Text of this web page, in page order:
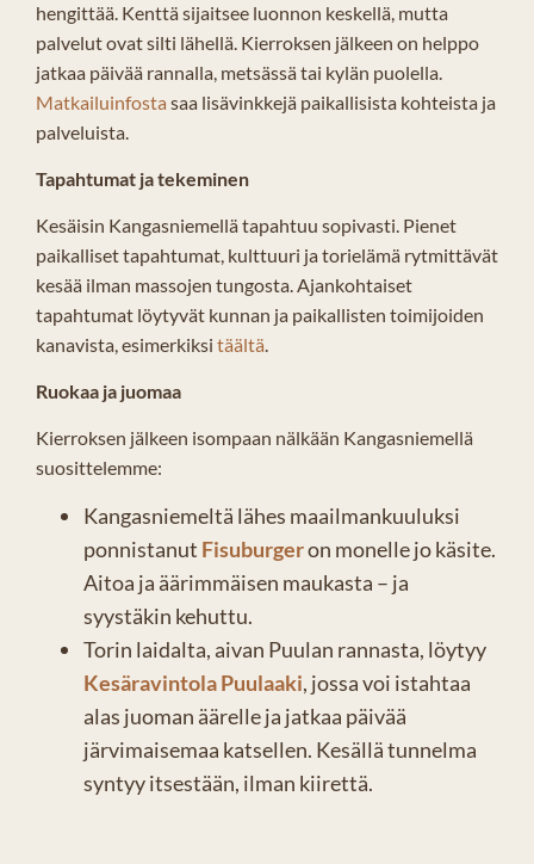
hengittää. Kenttä sijaitsee luonnon keskellä, mutta
palvelut ovat silti lähellä. Kierroksen jälkeen on helppo
jatkaa päivää rannalla, metsässä tai kylän puolella.
Matkailuinfosta saa lisävinkkejä paikallisista kohteista ja
palveluista.
Tapahtumat ja tekeminen
Kesäisin Kangasniemellä tapahtuu sopivasti. Pienet
paikalliset tapahtumat, kulttuuri ja torielämä rytmittävät
kesää ilman massojen tungosta. Ajankohtaiset
tapahtumat löytyvät kunnan ja paikallisten toimijoiden
kanavista, esimerkiksi täältä.
Ruokaa ja juomaa
Kierroksen jälkeen isompaan nälkään Kangasniemellä
suosittelemme:
Kangasniemeltä lähes maailmankuuluksi
ponnistanut Fisuburgeron monelle jo käsite.
Aitoa ja äärimmäisen maukasta – ja
syystäkin kehuttu.
Torin laidalta, aivan Puulan rannasta, löytyy
Kesäravintola Puulaaki, jossa voi istahtaa
alas juoman äärelle ja jatkaa päivää
järvimaisemaa katsellen. Kesällä tunnelma
syntyy itsestään, ilman kiirettä.